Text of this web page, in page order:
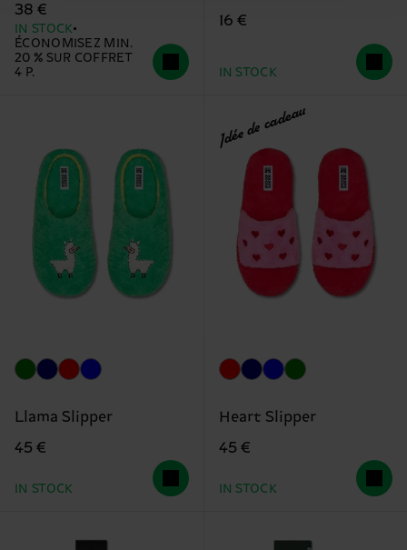
38 €
IN STOCK
ÉCONOMISEZ MIN.
20 % SUR COFFRET
4 P.
16 €
IN STOCK
Llama Slipper
45 €
IN STOCK
Idée de cadeau
Heart Slipper
45 €
IN STOCK